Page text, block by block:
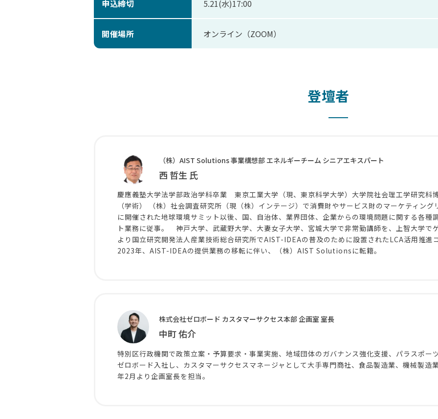
申込締切 5.21(水)17:00
開催場所 オンライン（ZOOM）
登壇者
（株）AIST Solutions 事業構想部 エネルギーチーム シニアエキスパート
西 哲生 氏
慶應義塾大学法学部政治学科卒業 東京工業大学（現、東京科学大学）大学院社会理工学研究
（学術） （株）社会調査研究所（現（株）インテージ）で消費財やサービス財のマーケティン
に開催された地球環境サミット以後、国、自治体、業界団体、企業からの環境問題に関する各種
ト業務に従事。 神戸大学、武蔵野大学、大妻女子大学、宮城大学で非常勤講師を、上智大学で
より国立研究開発法人産業技術総合研究所でAIST-IDEAの普及のために設置されたLCA活用推進
2023年、AIST-IDEAの提供業務の移転に伴い、（株）AIST Solutionsに転籍。
株式会社ゼロボード カスタマーサクセス本部 企画室 室長
中町 佑介
特別区行政機関で政策立案・予算要求・事業実施、地域団体のガバナンス強化支援、パラスポー
ゼロボード入社し、カスタマーサクセスマネージャとして大手専門商社、食品製造業、機械製造
年2月より企画室長を担当。